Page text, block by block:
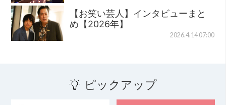
【お笑い芸人】インタビューまと
め【2026年】
2026.4.14 07:00
ピックアップ